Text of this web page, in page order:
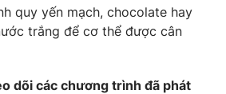
VTV Thể thao
Bất động sản
quy yến mạch, chocolate hay
trắng để cơ thể được cân
dõi các chương trình đã phát